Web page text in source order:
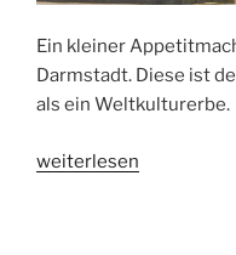
Ein kleiner
Darmstadt. Diese ist
als ein Weltkulturerbe.
„“Bleib
weiterlesen